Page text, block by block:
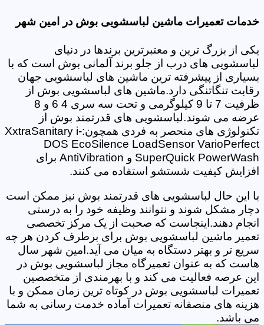
خدمات تعمیرات ماشین لباسشویی بوش در امین شهر
یکی از بزرگ ترین و معتبرترین برندها در دنیای
لباسشویی های درب از جلو برند آلمانی بوش است که با
بسیاری از پیشرفته ترین ماشین های لباسشویی جهان
رقابت تنگاتنگی دارد.ماشین های لباسشویی بوش از
ظرفیت 7 تا 9 کیلوگرمی و تحت سه سری 4 6 و 8
عرضه می شوند.لباسشویی های قدرتمند بوش از
تکنولوژی های منحصر به فردی همچون:XxtraSanitary i-
DOS EcoSilence LoadSensor VarioPerfect
SuperQuick PowerWash و AntiVibration برای
افزایش کیفیت شستشو استفاده می کنند.
با این حال لباسشویی های قدرتمند بوش نیز ممکن است
دچار مشکل شوند و نتوانند وظیفه خود را به درستی
انجام دهند.اینجاست که صحبت از یک مرکز تخصصی
تعمیر ماشین لباسشویی بوش برای برطرف کردن هر چه
سریع تر و بهتر دستگاه به میان می آید.امین شهر سال
هاست که به عنوان تعمیرگاه مجاز لباسشویی بوش در
این عرصه فعالیت می کند و با بهرمندی از متخصصین
تعمیرات لباسشویی بوش در کوتاه ترین زمان ممکن و با
هزینه های منصفانه تعمیرات آماده خدمت رسانی به شما
می باشد.